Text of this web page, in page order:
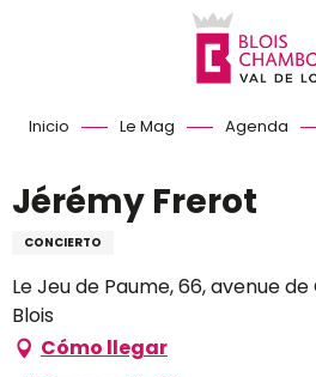
Inicio Le Mag Agenda
Jérémy Frerot
CONCIERTO
Le Jeu de Paume, 66, avenue
Blois
Cómo llegar